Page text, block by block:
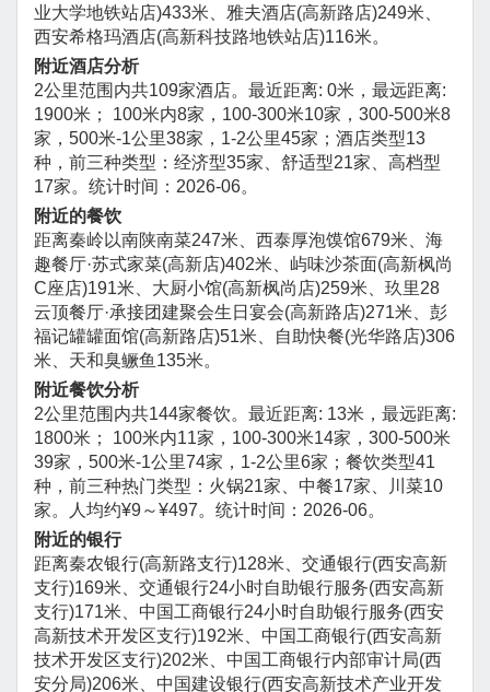
业大学地铁站店)433米、雅夫酒店(高新路店)249米、
西安希格玛酒店(高新科技路地铁站店)116米。
附近酒店分析
2公里范围内共109家酒店。最近距离: 0米，最远距离:
1900米； 100米内8家，100-300米10家，300-500米8
家，500米-1公里38家，1-2公里45家；酒店类型13
种，前三种类型：经济型35家、舒适型21家、高档型
17家。统计时间：2026-06。
附近的餐饮
距离秦岭以南陕南菜247米、西泰厚泡馍馆679米、海
趣餐厅·苏式家菜(高新店)402米、屿味沙茶面(高新枫尚
C座店)191米、大厨小馆(高新枫尚店)259米、玖里28
云顶餐厅·承接团建聚会生日宴会(高新路店)271米、彭
福记罐罐面馆(高新路店)51米、自助快餐(光华路店)306
米、天和臭鳜鱼135米。
附近餐饮分析
2公里范围内共144家餐饮。最近距离: 13米，最远距离:
1800米； 100米内11家，100-300米14家，300-500米
39家，500米-1公里74家，1-2公里6家；餐饮类型41
种，前三种热门类型：火锅21家、中餐17家、川菜10
家。人均约¥9～¥497。统计时间：2026-06。
附近的银行
距离秦农银行(高新路支行)128米、交通银行(西安高新
支行)169米、交通银行24小时自助银行服务(西安高新
支行)171米、中国工商银行24小时自助银行服务(西安
高新技术开发区支行)192米、中国工商银行(西安高新
技术开发区支行)202米、中国工商银行内部审计局(西
安分局)206米、中国建设银行(西安高新技术产业开发